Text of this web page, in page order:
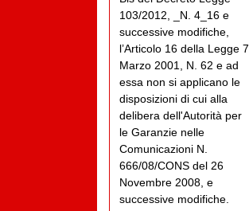
103/2012, _N. 4_16 e
successive modifiche,
l’Articolo 16 della Legge 7
Marzo 2001, N. 62 e ad
essa non si applicano le
disposizioni di cui alla
delibera dell'Autorità per
le Garanzie nelle
Comunicazioni N.
666/08/CONS del 26
Novembre 2008, e
successive modifiche.